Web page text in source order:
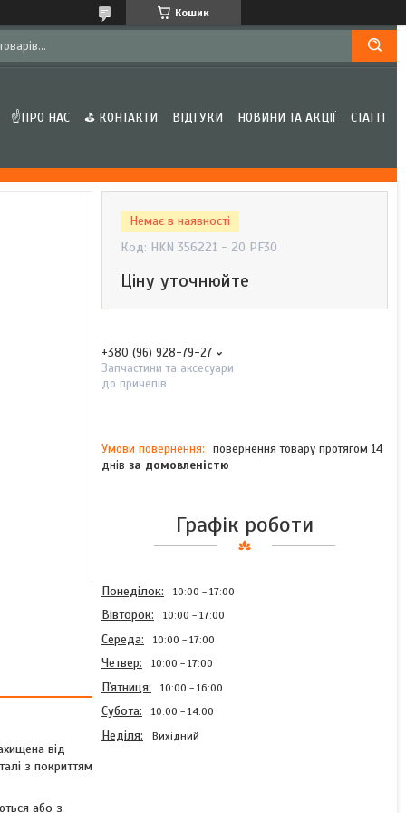
Кошик
☝ПРО НАС ⛳ КОНТАКТИ ВІДГУКИ НОВИНИ ТА АКЦІЇ СТАТТІ
від
з покриттям
або з
Немає в наявності
Код: HKN 356221 - 20 PF30
Ціну уточнюйте
+380 (96) 928-79-27
Запчастини та аксесуари
до причепів
повернення товару протягом 14
днів за домовленістю
Графік роботи
Понеділок 10:00 17:00
Вівторок 10:00 17:00
Середа 10:00 17:00
Четвер 10:00 17:00
Пʼятниця 10:00 16:00
Субота 10:00 14:00
Неділя Вихідний